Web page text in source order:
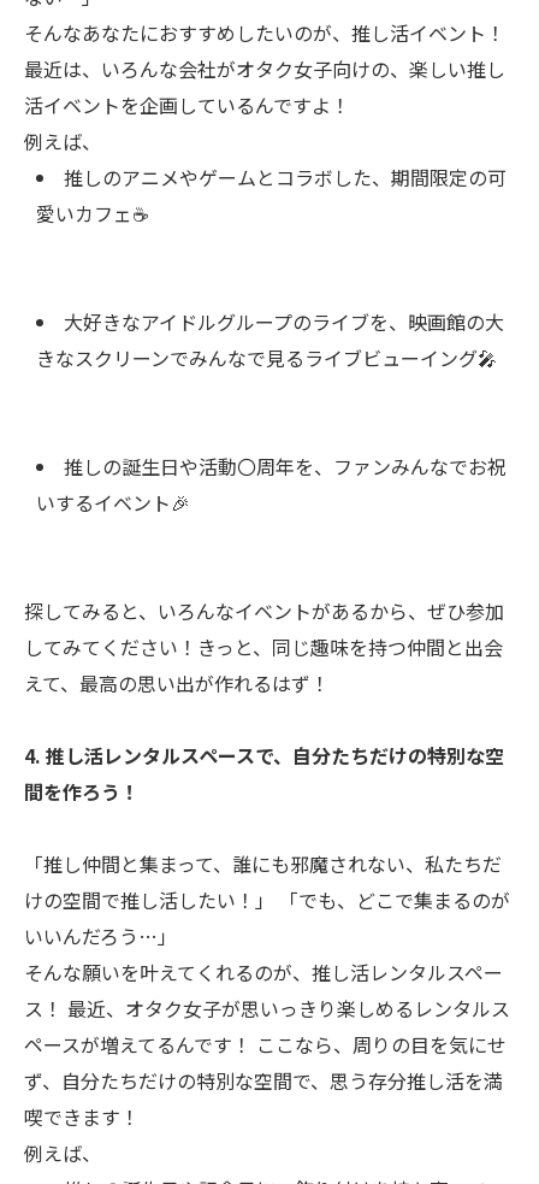
そんなあなたにおすすめしたいのが、推し活イベント！
最近は、いろんな会社がオタク女子向けの、楽しい推し
活イベントを企画しているんですよ！
例えば、
推しのアニメやゲームとコラボした、期間限定の可
愛いカフェ☕
大好きなアイドルグループのライブを、映画館の大
きなスクリーンでみんなで見るライブビューイング🎤
推しの誕生日や活動〇周年を、ファンみんなでお祝
いするイベント🎉
探してみると、いろんなイベントがあるから、ぜひ参加
してみてください！きっと、同じ趣味を持つ仲間と出会
えて、最高の思い出が作れるはず！
4. 推し活レンタルスペースで、自分たちだけの特別な空
間を作ろう！
「推し仲間と集まって、誰にも邪魔されない、私たちだ
けの空間で推し活したい！」 「でも、どこで集まるのが
いいんだろう…」
そんな願いを叶えてくれるのが、推し活レンタルスペー
ス！ 最近、オタク女子が思いっきり楽しめるレンタルス
ペースが増えてるんです！ ここなら、周りの目を気にせ
ず、自分たちだけの特別な空間で、思う存分推し活を満
喫できます！
例えば、